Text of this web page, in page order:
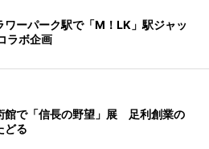
ワーパーク駅で「M！LK」駅ジャッ
ラボ企画
館で「信長の野望」展 足利創業の
どる